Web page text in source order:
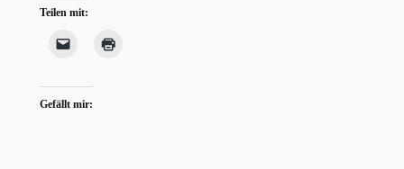
Teilen mit:
Gefällt mir: